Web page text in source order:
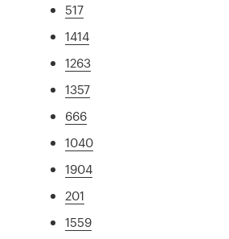
517
1414
1263
1357
666
1040
1904
201
1559